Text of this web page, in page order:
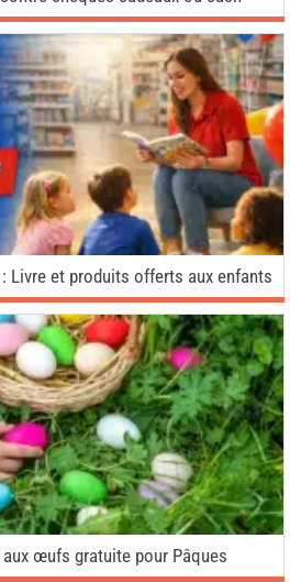
Livre et produits offerts aux enfants
œufs gratuite pour Pâques